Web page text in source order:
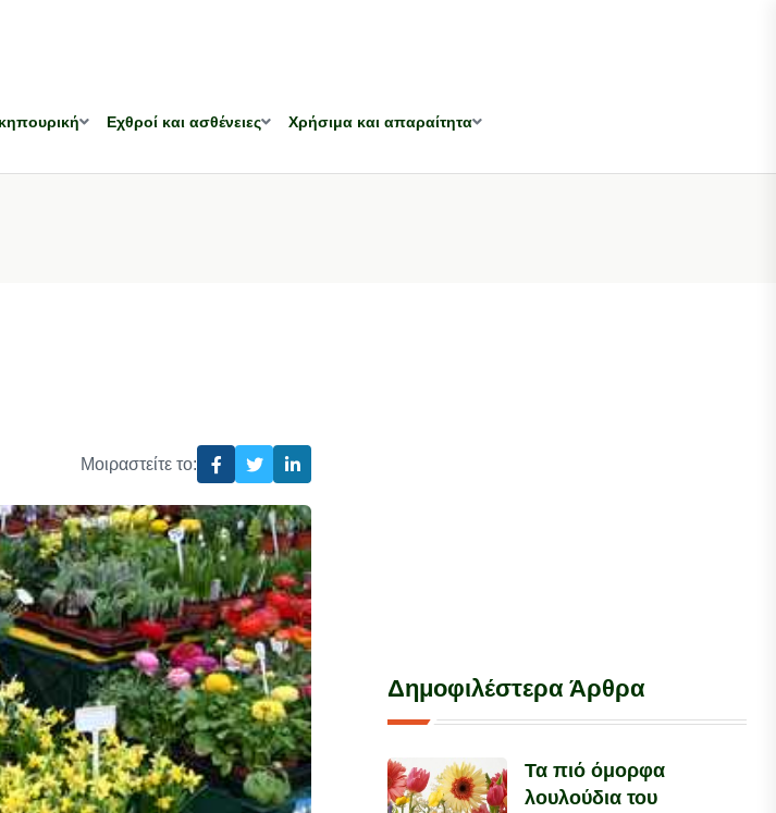
Εχθροί και ασθένειες Χρήσιμα και απαραίτητα
Μοιραστείτε το:
Δημοφιλέστερα Άρθρα
Τα πιό όμορφα
λουλούδια του